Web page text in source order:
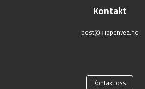
Kontakt
post@klippenvea.no
Kontakt oss